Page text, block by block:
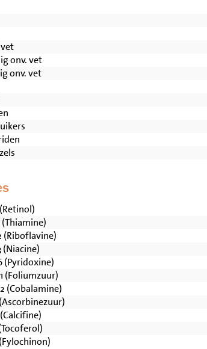
onv. vet
onv. vet
(Riboflavine)
(Niacine)
(Pyridoxine)
(Foliumzuur)
(Cobalamine)